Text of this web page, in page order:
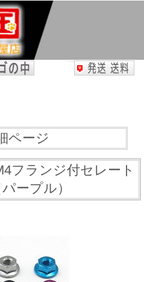
ページ
フランジ付セレート
ープル）